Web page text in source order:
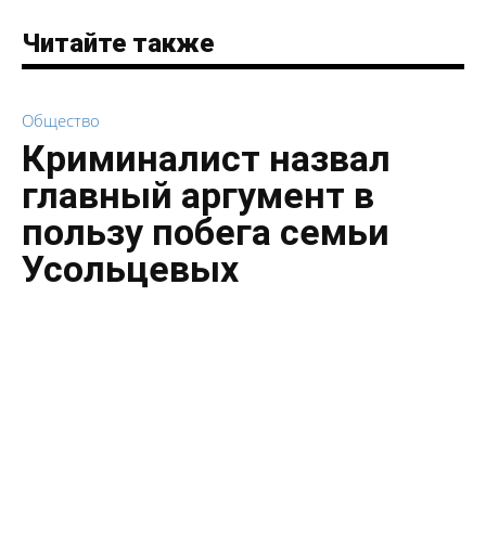
Читайте также
Общество
Криминалист назвал
главный аргумент в
пользу побега семьи
Усольцевых